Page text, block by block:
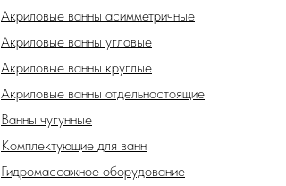
Акриловые ванны отдельностоящие
Акриловые ванны асимметричные
Акриловые ванны угловые
Акриловые ванны круглые
Ванны чугунные
Комплектующие для ванн
Гидромассажное оборудование